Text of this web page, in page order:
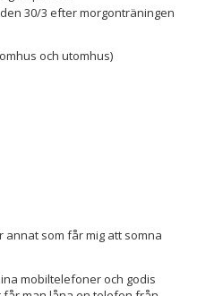
30/3 efter morgonträningen
och utomhus)
som får mig att somna
mobiltelefoner och godis